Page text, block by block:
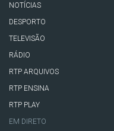
NOTÍCIAS
DESPORTO
TELEVISÃO
RÁDIO
RTP ARQUIVOS
RTP ENSINA
RTP PLAY
EM DIRETO